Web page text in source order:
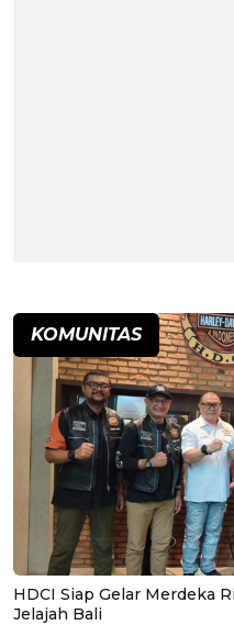
KOMUNITAS
HDCI Siap Gelar Merdeka
Jelajah Bali